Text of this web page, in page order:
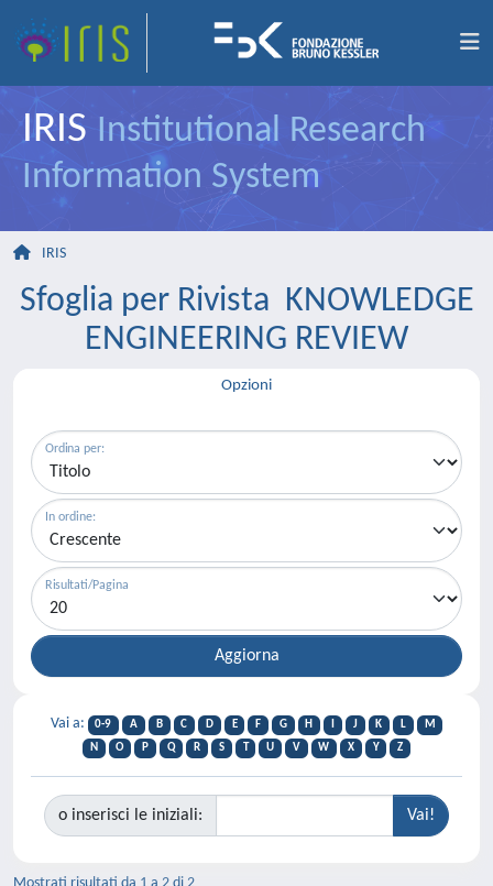
IRIS Institutional Research
Information System
IRIS
Sfoglia per Rivista KNOWLEDGE
ENGINEERING REVIEW
Opzioni
Ordina per:
In ordine:
Risultati/Pagina
Vai a: 0-9 A B C D E F G H J K L
M
N
O P Q R S T U V W X Y Z
o inserisci le iniziali: